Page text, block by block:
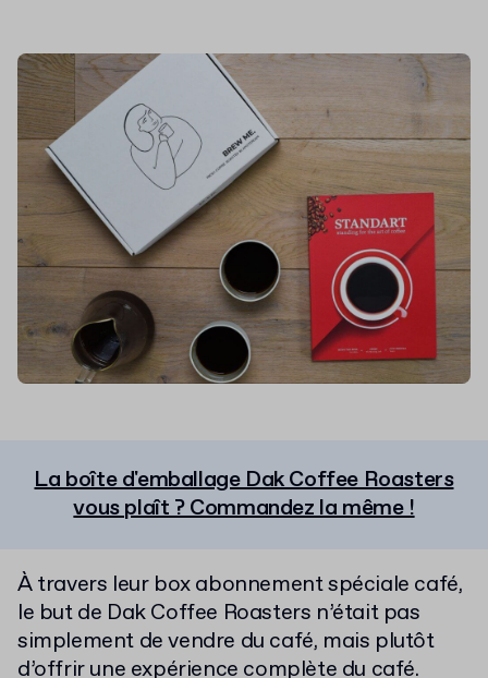
La boîte d'emballage Dak Coffee Roasters
vous plaît ? Commandez la même !
À travers leur box abonnement spéciale café,
le but de Dak Coffee Roasters n’était pas
simplement de vendre du café, mais plutôt
d’offrir une expérience complète du café.